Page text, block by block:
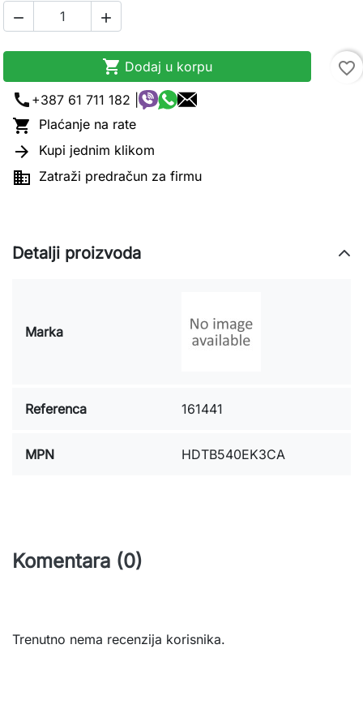
 
 Dodaj u korpu
favorite_border
call +387 61 711 182 |
 Plaćanje na rate
 Kupi jednim klikom
 Zatraži predračun za firmu
Detalji proizvoda
Marka
Referenca 161441
MPN HDTB540EK3CA
Komentara (0)
Trenutno nema recenzija korisnika.